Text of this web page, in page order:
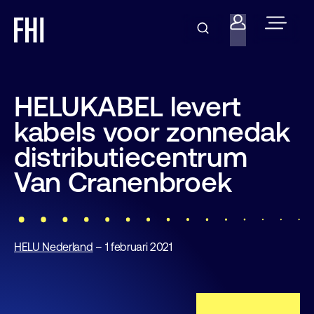
HELUKABEL levert
kabels voor zonnedak
distributiecentrum
Van Cranenbroek
HELU Nederland – 1 februari 2021